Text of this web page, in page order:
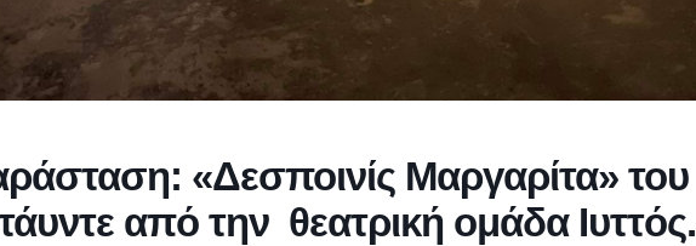
«Δεσποινίς Μαργαρίτα» του
από την θεατρική ομάδα Ιυττός.